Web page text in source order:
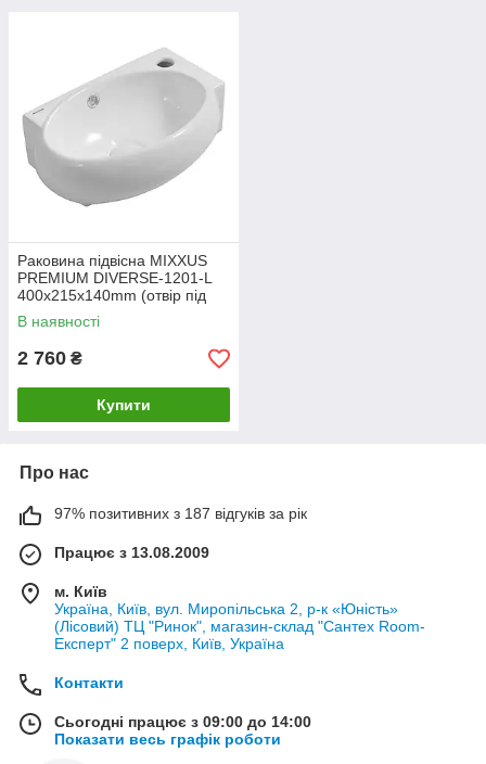
Раковина підвісна MIXXUS
PREMIUM DIVERSE-1201-L
400х215х140mm (отвір під
змішувач, перелив) (MP6507)
В наявності
2 760 ₴
Купити
Про нас
97% позитивних з 187 відгуків за рік
Працює з 13.08.2009
м. Київ
Україна, Київ, вул. Миропільська 2, р-к «Юність»
(Лісовий) ТЦ "Ринок", магазин-склад "Сантех Room-
Експерт" 2 поверх, Київ, Україна
Контакти
Сьогодні працює з 09:00 до 14:00
Показати весь графік роботи